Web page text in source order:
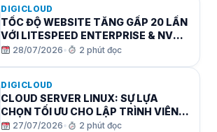
DIGICLOUD
TỐC ĐỘ WEBSITE TĂNG GẤP 20 LẦN
VỚI LITESPEED ENTERPRISE & NVME
SSD28/07/2026• 2 phút đọc
DIGICLOUD
CLOUD SERVER LINUX: SỰ LỰA
CHỌN TỐI ƯU CHO LẬP TRÌNH VIÊN &
DOANH NGHIỆP CÔNG NGHỆ
27/07/2026• 2 phút đọc